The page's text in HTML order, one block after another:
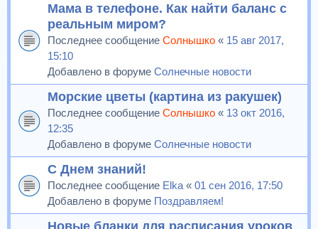
Мама в телефоне. Как найти баланс с
реальным миром?
Последнее сообщение Солнышко « 15 авг 2017,
15:10
Добавлено в форуме Солнечные новости
Морские цветы (картина из ракушек)
Последнее сообщение Солнышко « 13 окт 2016,
12:35
Добавлено в форуме Солнечные новости
С Днем знаний!
Последнее сообщение Elka « 01 сен 2016, 17:50
Добавлено в форуме Поздравляем!
Новые бланки для расписания уроков